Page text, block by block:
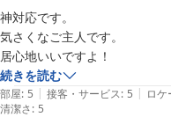
神対応です。
気さくなご主人です。
居心地いいですよ！
続きを読む
部屋: 5 | 接客・サービス: 5 | ロケ
清潔さ: 5